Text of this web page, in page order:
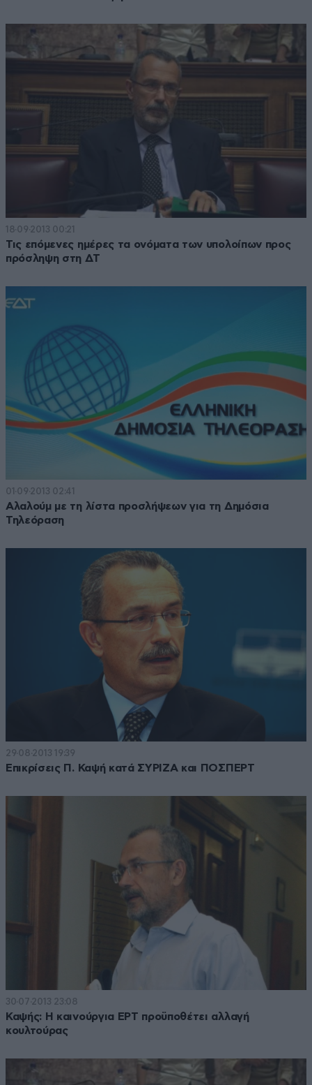
18·09·2013 00:21
Τις επόμενες ημέρες τα ονόματα των υπολοίπων προς
πρόσληψη στη ΔΤ
01·09·2013 02:41
Αλαλούμ με τη λίστα προσλήψεων για τη Δημόσια
Τηλεόραση
29·08·2013 19:39
Επικρίσεις Π. Καψή κατά ΣΥΡΙΖΑ και ΠΟΣΠΕΡΤ
30·07·2013 23:08
Καψής: Η καινούργια ΕΡΤ προϋποθέτει αλλαγή
κουλτούρας